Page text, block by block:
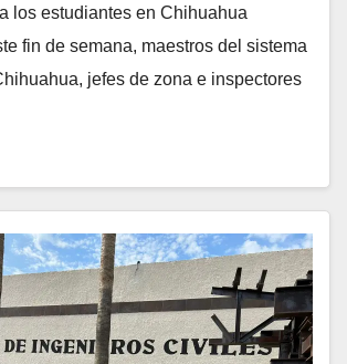
los estudiantes en Chihuahua
fin de semana, maestros del sistema
jefes de zona e inspectores